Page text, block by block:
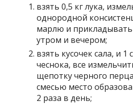
взять 0,5 кг лука,
однородной
марлю и
утром и вечером;
взять кусочек сала, и 1
чеснока, все
щепотку черного
смесью место
2 раза в день;